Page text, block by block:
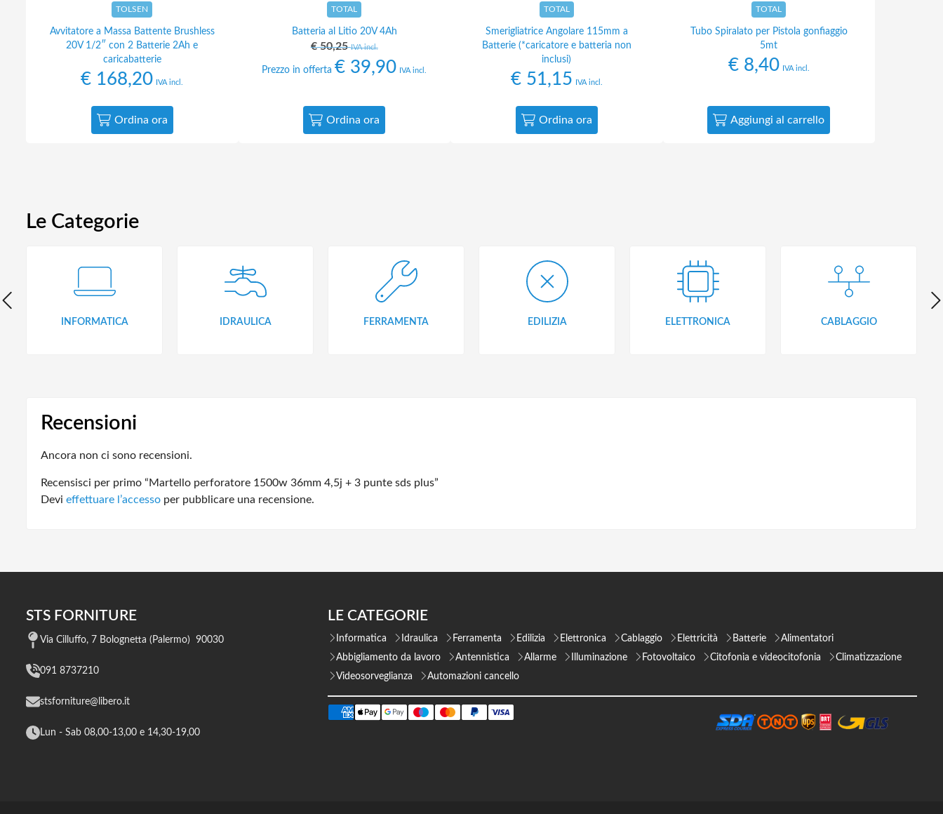
TOLSEN
Avvitatore a Massa Battente Brushless
20V 1/2″ con 2 Batterie 2Ah e
caricabatterie
€ 168,20 IVA incl.
Ordina ora
TOTAL
Batteria al Litio 20V 4Ah
€50,25 IVA incl.
Prezzo in offerta€ 39,90 IVA incl.
Ordina ora
TOTAL
Smerigliatrice Angolare 115mm a
Batterie (*caricatore e batteria non
inclusi)
€51,15 IVA incl.
Ordina ora
TOTAL
Tubo Spiralato per Pistola gonfiaggio
5mt
€8,40 IVA incl.
Aggiungi al carrello
Le Categorie
INFORMATICA IDRAULICA FERRAMENTA EDILIZIA ELETTRONICA CABLAGGIO
Recensioni
Ancora non ci sono recensioni.
Recensisci per primo “Martello perforatore 1500w 36mm 4,5j + 3 punte sds plus”
Devi effettuare l’accesso per pubblicare una recensione.
STS FORNITURE
Via Cilluffo, 7 Bolognetta (Palermo) 90030
091 8737210
stsforniture@libero.it
Lun - Sab 08,00-13,00 e 14,30-19,00
LE CATEGORIE
Informatica Idraulica Ferramenta Edilizia Elettronica Cablaggio Elettricità Batterie
Alimentatori
Abbigliamento da lavoro
Antennistica Allarme Illuminazione Fotovoltaico Citofonia e videocitofonia
Climatizzazione
Videosorveglianza
Automazioni cancello